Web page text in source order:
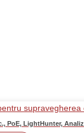
PoE, LightHunter,